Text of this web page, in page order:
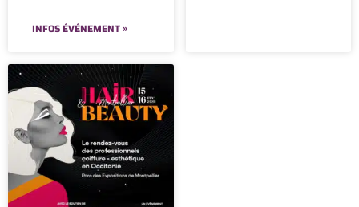
INFOS ÉVÉNEMENT »